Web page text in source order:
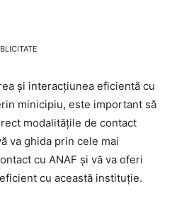
și interacțiunea eficientă cu
minicipiu, este important să
modalitățile de contact
va ghida prin cele mai
cu ANAF și vă va oferi
cu această instituție.